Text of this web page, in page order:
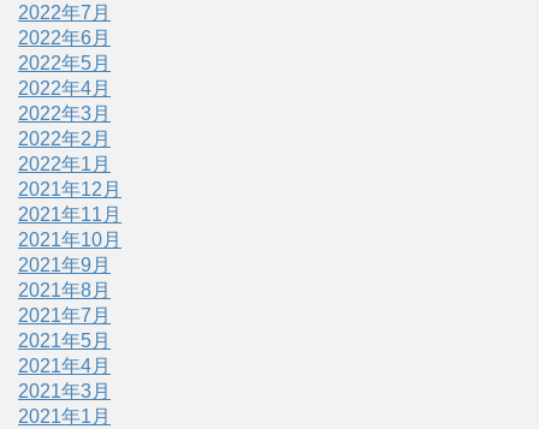
2022年7月
2022年6月
2022年5月
2022年4月
2022年3月
2022年2月
2022年1月
2021年12月
2021年11月
2021年10月
2021年9月
2021年8月
2021年7月
2021年5月
2021年4月
2021年3月
2021年1月